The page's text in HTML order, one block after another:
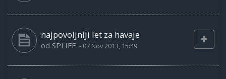
najpovoljniji let za havaje
od SPLIFF - 07 Nov 2013, 15:49